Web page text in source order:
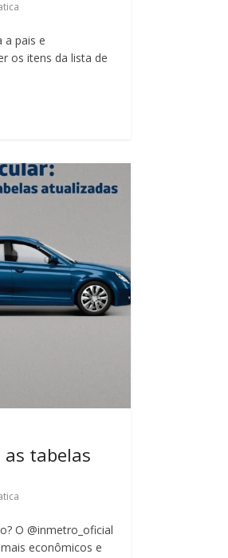
a pais e
os itens da lista de
as tabelas
O @inmetro_oficial
econômicos e